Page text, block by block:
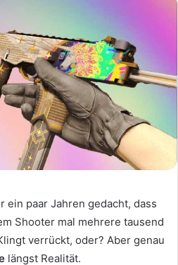
ein paar Jahren gedacht, dass
Shooter mal mehrere tausend
verrückt, oder? Aber genau
längst Realität.